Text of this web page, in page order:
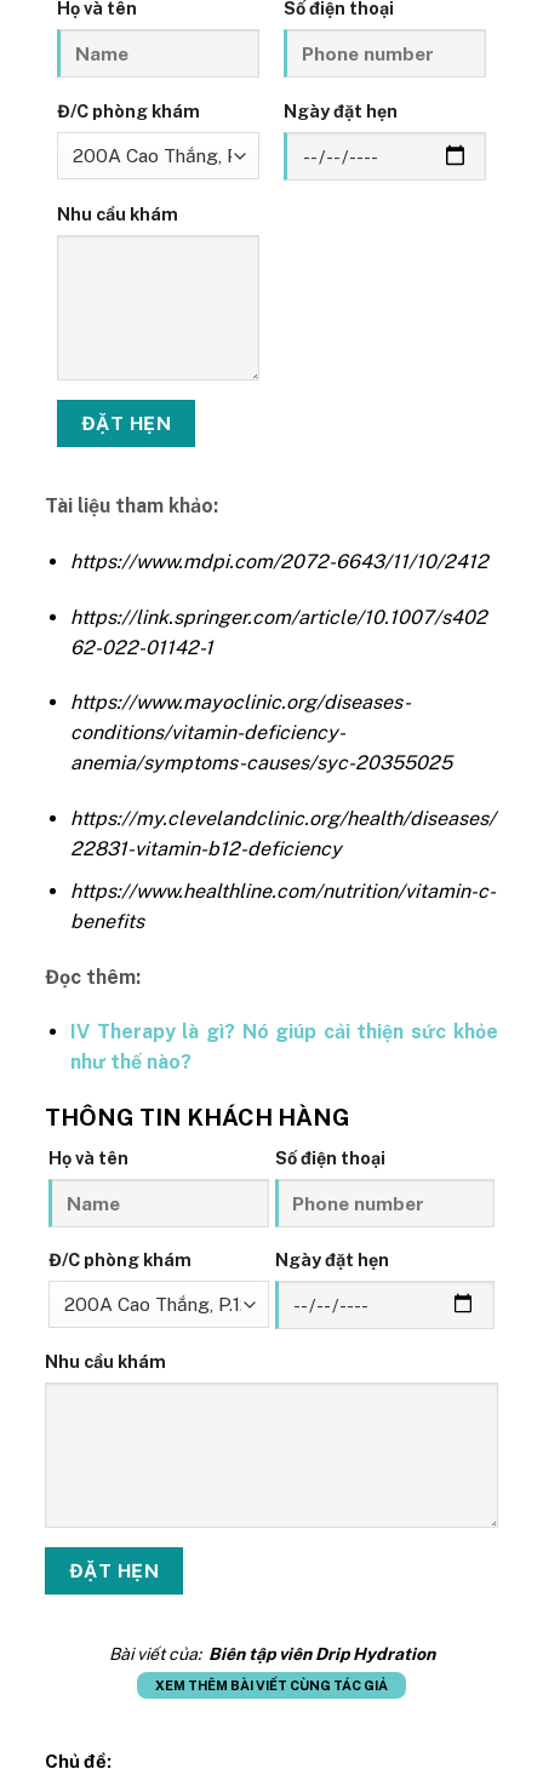
Họ và tên Số điện thoại
Đ/C phòng khám Ngày đặt hẹn
Nhu cầu khám
Tài liệu tham khảo:
https://www.mdpi.com/2072-6643/11/10/2412
https://link.springer.com/article/10.1007/s402
62-022-01142-1
https://www.mayoclinic.org/diseases-
conditions/vitamin-deficiency-
anemia/symptoms-causes/syc-20355025
https://my.clevelandclinic.org/health/diseases/
22831-vitamin-b12-deficiency
https://www.healthline.com/nutrition/vitamin-c-
benefits
Đọc thêm:
IV Therapy là gì? Nó giúp cải thiện sức khỏe
như thế nào?
THÔNG TIN KHÁCH HÀNG
Họ và tên Số điện thoại
Đ/C phòng khám Ngày đặt hẹn
Nhu cầu khám
Bài viết của: Biên tập viên Drip Hydration
XEM THÊM BÀI VIẾT CÙNG TÁC GIẢ
Chủ đề: